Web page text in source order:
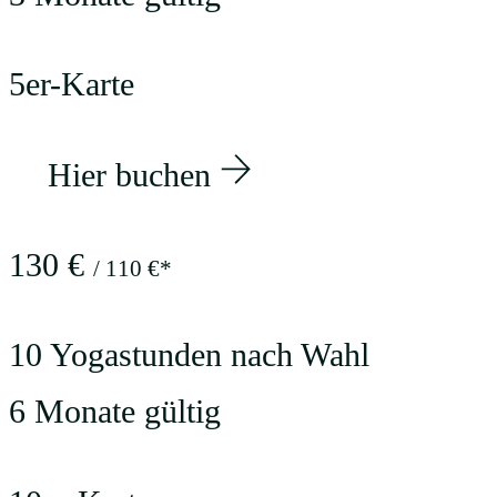
5er-Karte
Hier buchen
130 € / 110 €*
10 Yogastunden nach Wahl
6 Monate gültig